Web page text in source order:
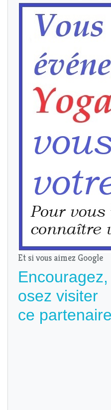
Et si vous aimez Google
osez visiter
ce partenaire